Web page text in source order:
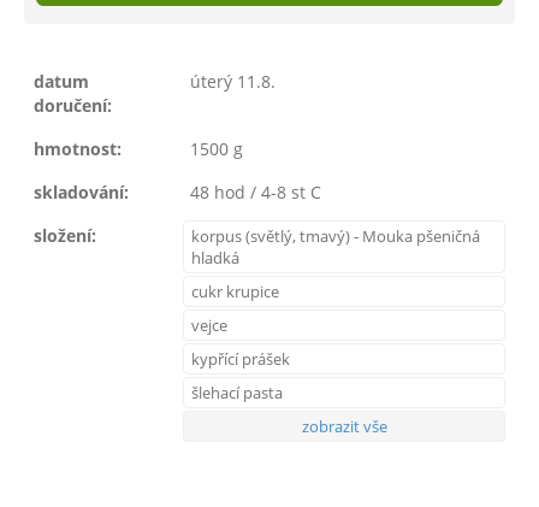
datum
doručení:
úterý 11.8.
hmotnost:
1500 g
skladování:
48 hod / 4-8 st C
složení:
korpus (světlý, tmavý) - Mouka pšeničná
hladká
cukr krupice
vejce
kypřící prášek
šlehací pasta
zobrazit vše